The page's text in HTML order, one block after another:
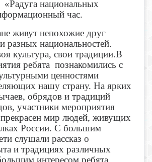
национальных
час.
живут непохожие друг
разных национальностей.
культура, свои традиции.В
ребята познакомились с
ценностями
нашу страну. На ярких
обрядов и традиций
участники мероприятия
мир людей, живущих
России. С большим
слушали рассказ о
и традициях различных
интересом ребята